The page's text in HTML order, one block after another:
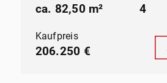
ca. 82,50 m² 4
Kaufpreis
206.250 €